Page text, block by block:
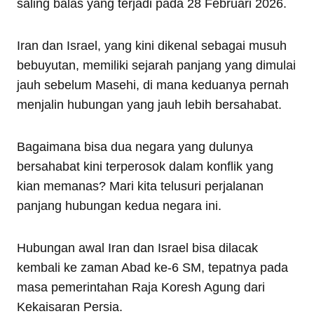
saling balas yang terjadi pada 28 Februari 2026.
Iran dan Israel, yang kini dikenal sebagai musuh
bebuyutan, memiliki sejarah panjang yang dimulai
jauh sebelum Masehi, di mana keduanya pernah
menjalin hubungan yang jauh lebih bersahabat.
Bagaimana bisa dua negara yang dulunya
bersahabat kini terperosok dalam konflik yang
kian memanas? Mari kita telusuri perjalanan
panjang hubungan kedua negara ini.
Hubungan awal Iran dan Israel bisa dilacak
kembali ke zaman Abad ke-6 SM, tepatnya pada
masa pemerintahan Raja Koresh Agung dari
Kekaisaran Persia.